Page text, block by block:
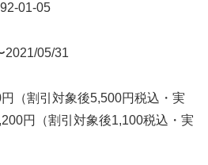
01-05
05/31
（割引対象後5,500円税込・実
円（割引対象後1,100税込・実